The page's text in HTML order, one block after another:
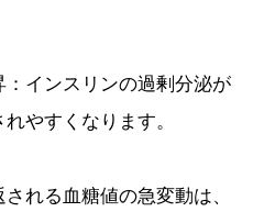
インスリンの過剰分泌が
やすくなります。
れる血糖値の急変動は、